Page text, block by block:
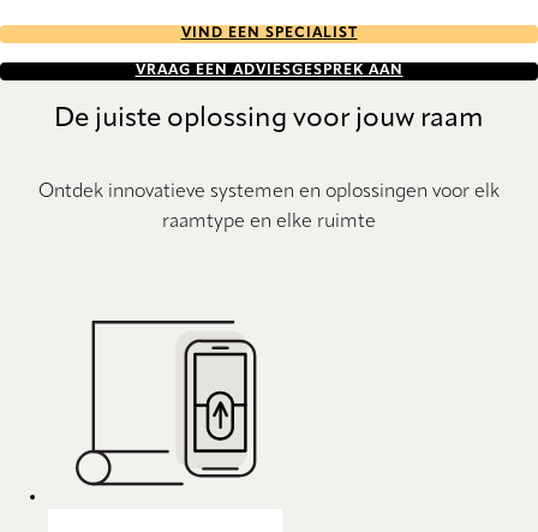
VIND EEN SPECIALIST
VRAAG EEN ADVIESGESPREK AAN
De juiste oplossing voor jouw raam
Ontdek innovatieve systemen en oplossingen voor elk
raamtype en elke ruimte